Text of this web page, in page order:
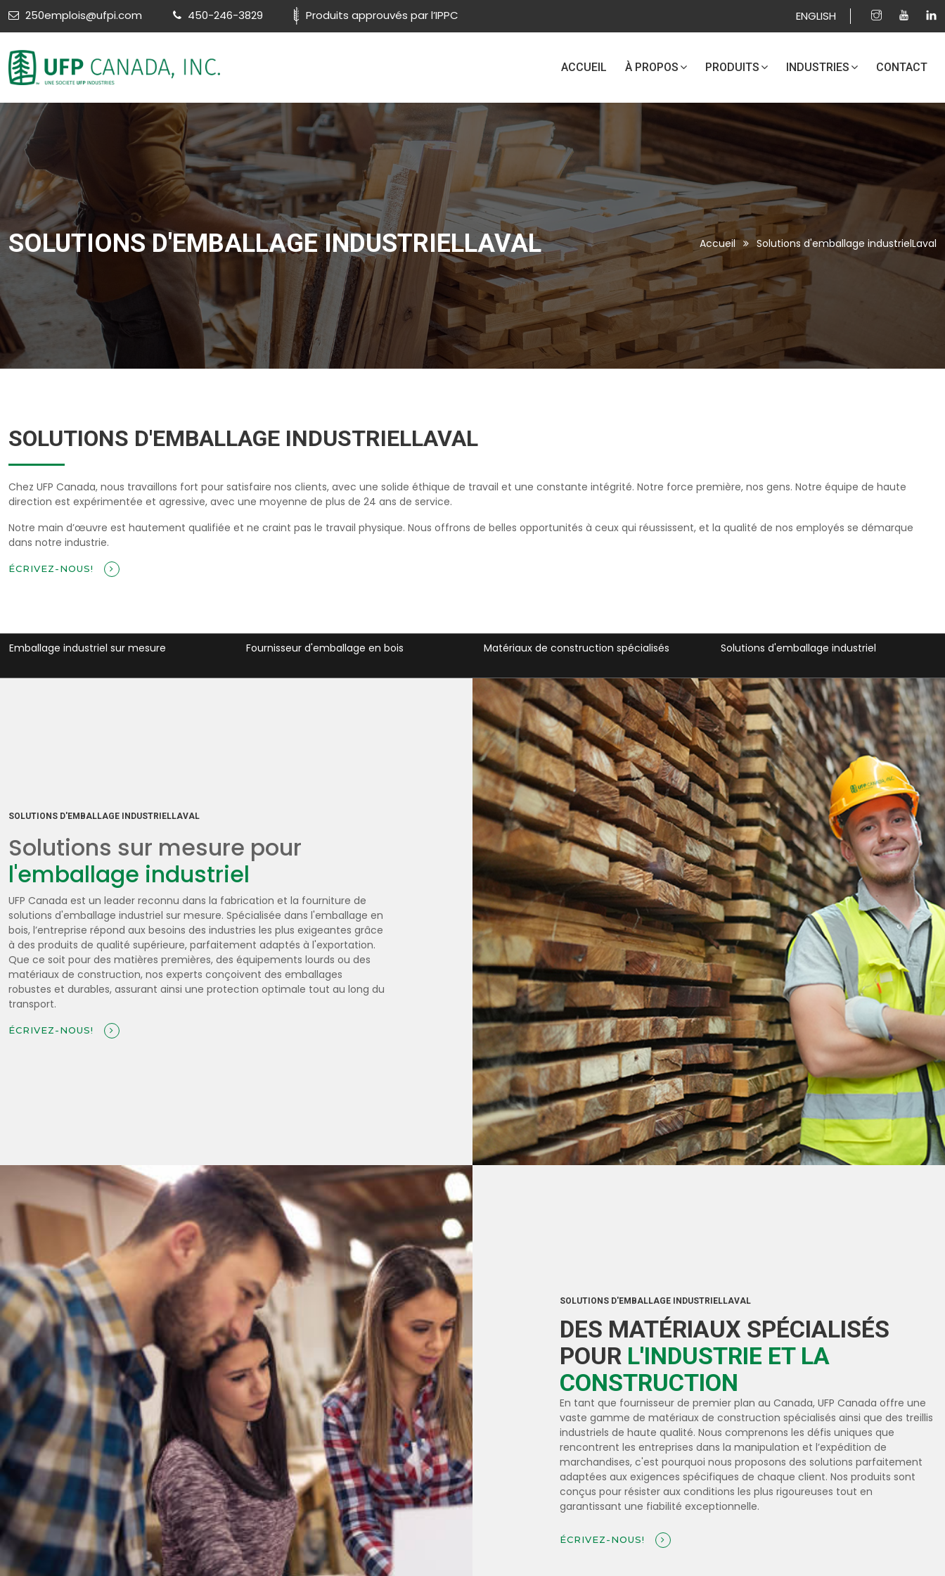
250emplois@ufpi.com 450-246-3829 Produits approuvés par l’IPPC ENGLISH
ACCUEIL À PROPOS PRODUITS INDUSTRIES CONTACT
SOLUTIONS D'EMBALLAGE INDUSTRIELLAVAL Accueil Solutions d'emballage industrielLaval
SOLUTIONS D'EMBALLAGE INDUSTRIELLAVAL
Chez UFP Canada, nous travaillons fort pour satisfaire nos clients, avec une solide éthique de travail et une constante intégrité. Notre force première, nos gens. Notre équipe de haute
direction est expérimentée et agressive, avec une moyenne de plus de 24 ans de service.
Notre main d’œuvre est hautement qualifiée et ne craint pas le travail physique. Nous offrons de belles opportunités à ceux qui réussissent, et la qualité de nos employés se démarque
dans notre industrie.
ÉCRIVEZ-NOUS!
Fournisseur d'emballage en bois Matériaux de construction spécialisés Solutions d'emballage industriel Bois d'emballage pour exportation
SOLUTIONS D'EMBALLAGE INDUSTRIELLAVAL
Solutions sur mesure pour
l'emballage industriel
UFP Canada est un leader reconnu dans la fabrication et la fourniture de
solutions d'emballage industriel sur mesure. Spécialisée dans l'emballage en
bois, l’entreprise répond aux besoins des industries les plus exigeantes grâce
à des produits de qualité supérieure, parfaitement adaptés à l'exportation.
Que ce soit pour des matières premières, des équipements lourds ou des
matériaux de construction, nos experts conçoivent des emballages
robustes et durables, assurant ainsi une protection optimale tout au long du
transport.
ÉCRIVEZ-NOUS!
SOLUTIONS D'EMBALLAGE INDUSTRIELLAVAL
DES MATÉRIAUX SPÉCIALISÉS
POUR L'INDUSTRIE ET LA
CONSTRUCTION
En tant que fournisseur de premier plan au Canada, UFP Canada offre une
vaste gamme de matériaux de construction spécialisés ainsi que des treillis
industriels de haute qualité. Nous comprenons les défis uniques que
rencontrent les entreprises dans la manipulation et l’expédition de
marchandises, c'est pourquoi nous proposons des solutions parfaitement
adaptées aux exigences spécifiques de chaque client. Nos produits sont
conçus pour résister aux conditions les plus rigoureuses tout en
garantissant une fiabilité exceptionnelle.
ÉCRIVEZ-NOUS!